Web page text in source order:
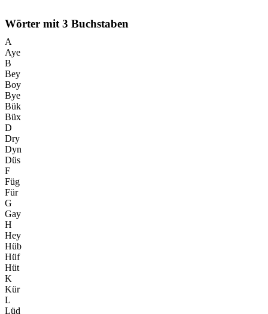
Wörter mit 3 Buchstaben
A
Aye
B
Bey
Boy
Bye
Bük
Büx
D
Dry
Dyn
Düs
F
Füg
Für
G
Gay
H
Hey
Hüb
Hüf
Hüt
K
Kür
L
Lüd